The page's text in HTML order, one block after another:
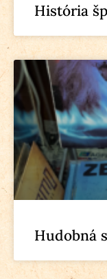
História
Hudobná